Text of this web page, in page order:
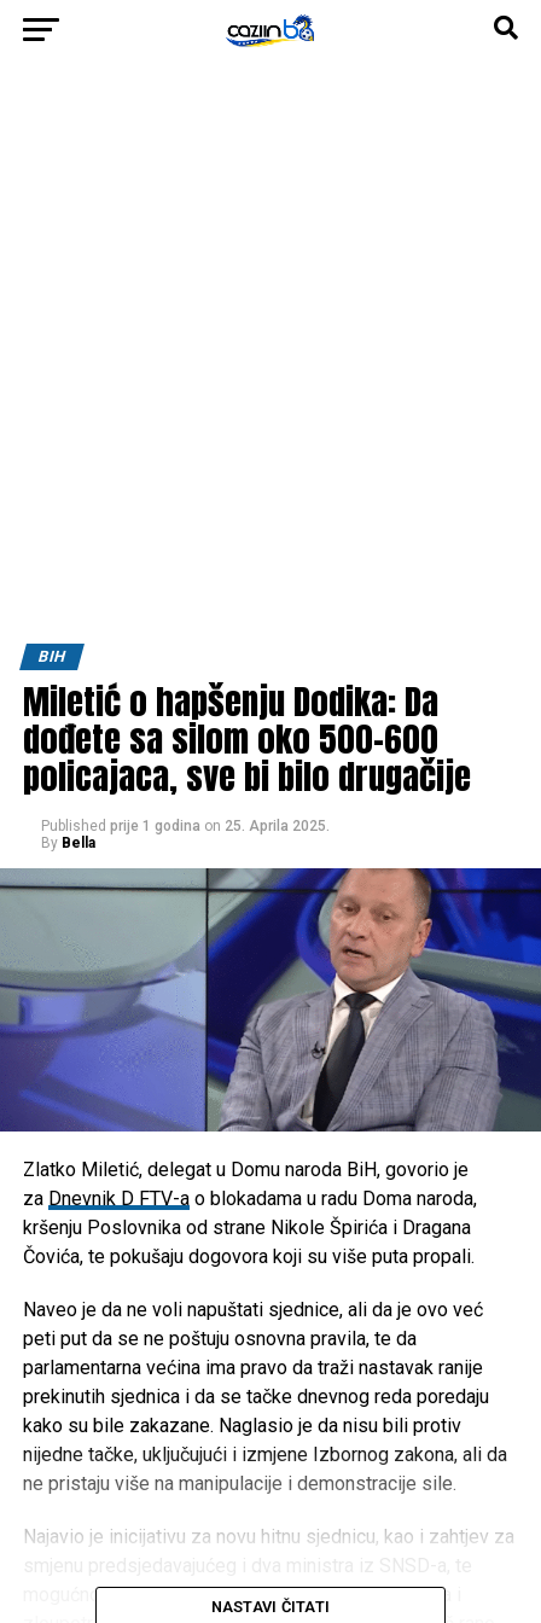
BIH
Miletić o hapšenju Dodika: Da
dođete sa silom oko 500-600
policajaca, sve bi bilo drugačije
Published prije 1 godina on 25. Aprila 2025.
By Bella
Zlatko Miletić, delegat u Domu naroda BiH, govorio je
za Dnevnik D FTV-ao blokadama u radu Doma naroda,
kršenju Poslovnika od strane Nikole Špirića i Dragana
Čovića, te pokušaju dogovora koji su više puta propali.
Naveo je da ne voli napuštati sjednice, ali da je ovo već
peti put da se ne poštuju osnovna pravila, te da
parlamentarna većina ima pravo da traži nastavak ranije
prekinutih sjednica i da se tačke dnevnog reda poredaju
kako su bile zakazane. Naglasio je da nisu bili protiv
nijedne tačke, uključujući i izmjene Izbornog zakona, ali da
ne pristaju više na manipulacije i demonstracije sile.
Najavio je inicijativu za novu hitnu sjednicu, kao i zahtjev za
mogućnost krivičnih prijava zbog nesavjesnog rada i
NASTAVI ČITATI